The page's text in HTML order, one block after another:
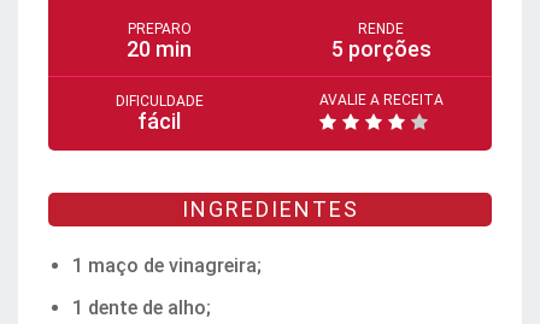
PREPARO
20 min
RENDE
5 porções
DIFICULDADE
fácil
AVALIE A RECEITA
INGREDIENTES
1 maço de vinagreira;
1 dente de alho;